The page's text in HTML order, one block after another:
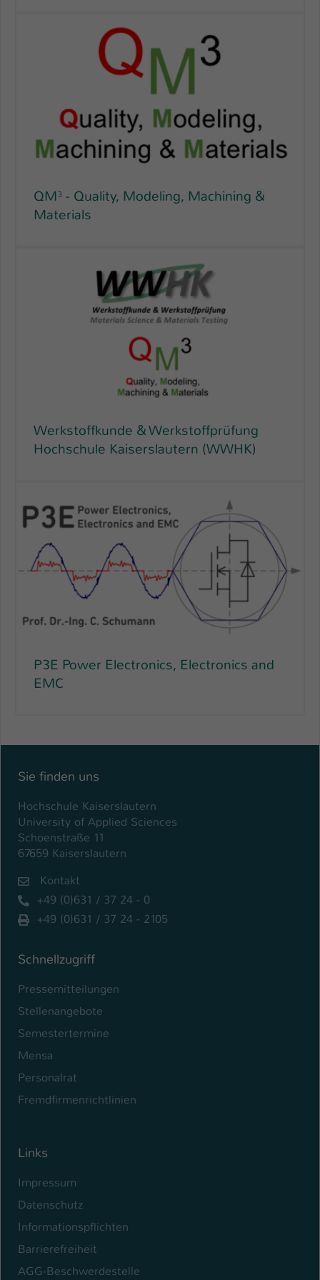
QM³ - Quality, Modeling, Machining &
Materials
Werkstoffkunde & Werkstoffprüfung
Hochschule Kaiserslautern (WWHK)
P3E Power Electronics, Electronics and
EMC
Sie finden uns
Hochschule Kaiserslautern
University of Applied Sciences
Schoenstraße 11
67659 Kaiserslautern
Kontakt
+49 (0)631 / 37 24 - 0
+49 (0)631 / 37 24 - 2105
Schnellzugriff
Pressemitteilungen
Stellenangebote
Semestertermine
Mensa
Personalrat
Fremdfirmenrichtlinien
Links
Impressum
Datenschutz
Informationspflichten
Barrierefreiheit
AGG-Beschwerdestelle
be_typo_user
TYPO3
Zweck
Dieser Cookie teilt der Webseite mit, ob
ein Besucher im Typo3-Backend
angemeldet ist und Rechte besitzt diese
zu verwalten.